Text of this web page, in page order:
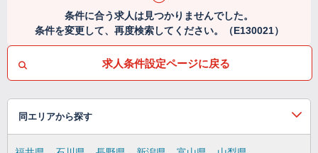
条件に合う求人は見つかりませんでした。
条件を変更して、再度検索してください。（E130021）
求人条件設定ページに戻る
同エリアから探す